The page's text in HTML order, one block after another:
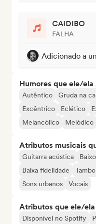
CAIDIBO
FALHA
Adicionado a
Humores que ele/ela
Autêntico Gruda na
Excêntrico
Eclético
Melancólico
Melódico
Atributos musicais
Guitarra acústica Baixo
Baixa fidelidade
Sons urbanos
Vocais
Atributos que ele/ela
Disponível no Spotify